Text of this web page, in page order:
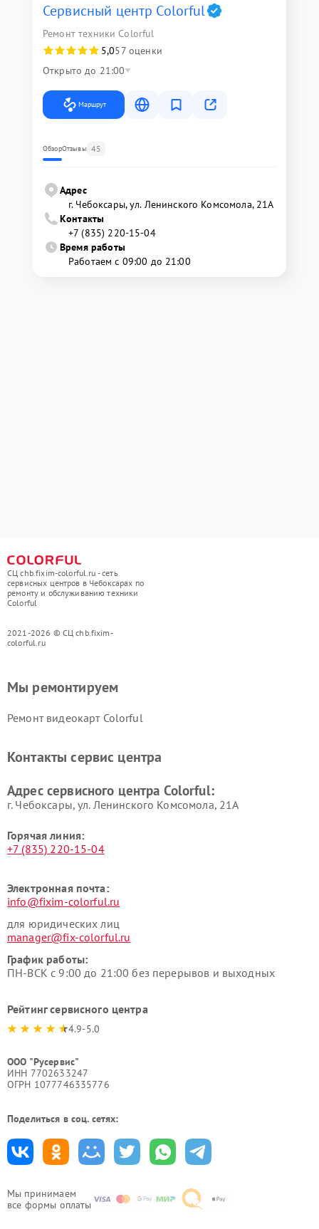
Сервисный центр Colorful
Ремонт техники Colorful
5,057 оценки
Открыто до 21:00
Маршрут
ОбзорОтзывы 45
Адрес
г. Чебоксары, ул. Ленинского Комсомола, 21А
Контакты
+7 (835) 220-15-04
Время работы
Работаем с 09:00 до 21:00
СЦ chb.fixim-colorful.ru - сеть
сервисных центров в Чебоксарах по
ремонту и обслуживанию техники
Colorful
2021-2026 © СЦ chb.fixim-
colorful.ru
Мы принимаем
все формы оплаты
Мы ремонтируем
Ремонт видеокарт Colorful
Контакты сервис центра
Адрес сервисного центра Colorful:
г. Чебоксары, ул. Ленинского Комсомола, 21А
Горячая линия:
+7 (835) 220-15-04
Электронная почта:
info@fixim-colorful.ru
для юридических лиц
manager@fix-colorful.ru
График работы:
ПН-ВСК с 9:00 до 21:00 без перерывов и выходных
Рейтинг сервисного центра
4.9-5.0
ООО "Русервис"
ИНН 7702633247
ОГРН 1077746335776
Поделиться в соц. сетях: